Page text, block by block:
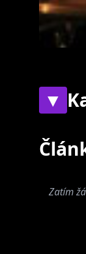
▼
Současné
Zatím